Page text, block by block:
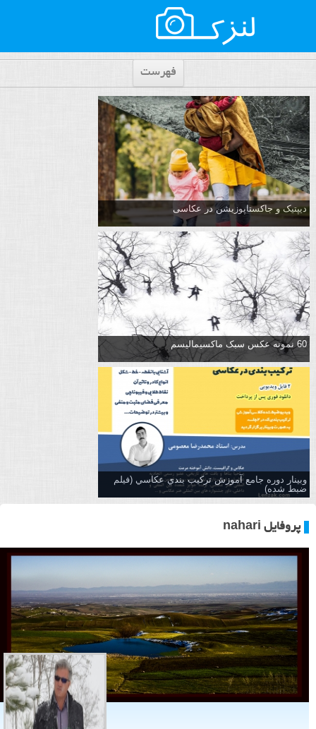
فهرست
دیپتیک و جاکستا‌پوزیشن در عکاسی
60 نمونه عکس سبک ماکسیمالیسم
وبینار دوره جامع آموزش تركيب بندي عكاسي (فیلم
ضبط شده)
پروفایل nahari